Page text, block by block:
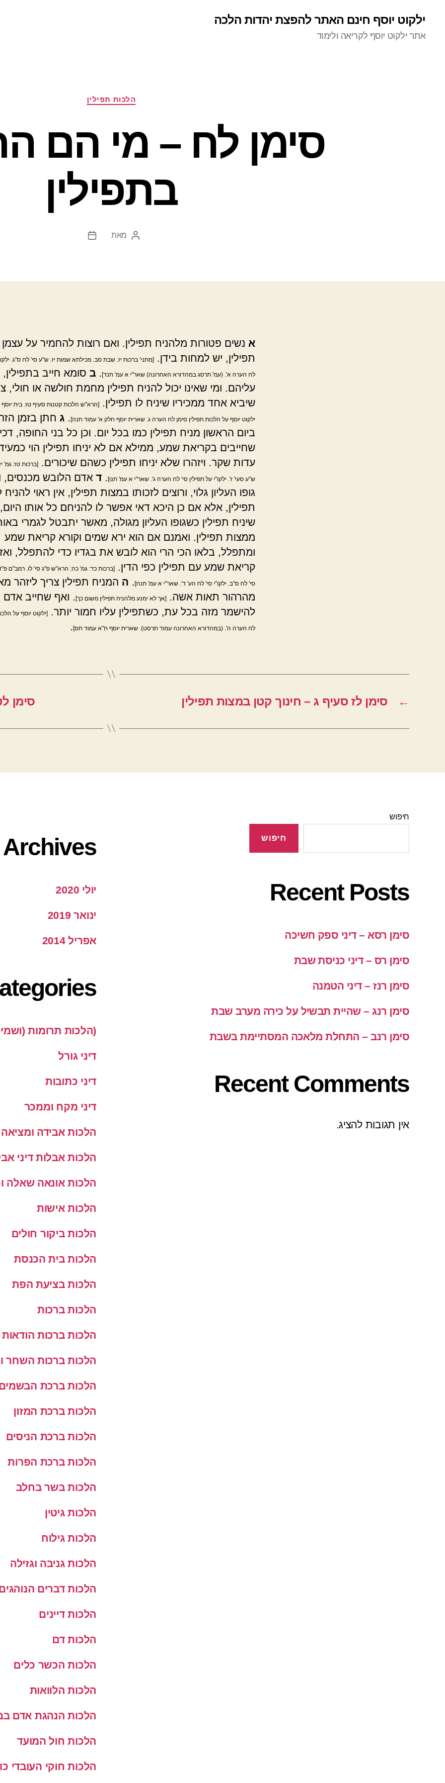
ילקוט יוסף חינם האתר להפצת יהדות הלכה
אתר ילקוט יוסף לקריאה ולימוד
קטגוריות
הלכות תפילין
סימן לח – מי הם
בתפילין
המחבר
מאת
תאריך
א נשים פטורות מלהניח תפילין. ואם רוצות להחמיר על עצמן
תפילין, יש למחות בידן.
[מתני' ברכות יז. שבת סב. מכילתא שמות יז. ש"ע סי' לח ס"ג.
לח הערה א'. (עמ' תרסג במהדורא האחרונה) שאר"י א עמ' תנד] ב סומא חייב
עליהם. ומי שאינו יכול להניח תפילין מחמת חולשה או חולי,
שיביא אחד ממכיריו שיניח לו תפילין.
[הרא"ש הלכות קטנות סעיף טז. בית יוסף
ילקוט יוסף על הלכות תפילין סימן לח הערה ג. שארית יוסף חלק א' עמוד תנה] ג חתן בזמן
ביום הראשון מניח תפילין כמו בכל יום. וכן כל בני החופה,
שחייבים בקריאת שמע, ממילא אם לא יניחו תפילין הוי
עדות שקר. ויזהרו שלא יניחו תפילין כשהם שיכורים.
[ברכות טז: גמ'
ש"ע סעי' ז'. ילקו"י על תפילין סי' לח הערה ג'. שאר"י א עמ' תנו] ד אדם הלובש מכנסים,
גופו העליון גלוי, ורוצים לזכותו במצות תפילין, אין ראוי להניח
תפילין, אלא אם כן היכא דאי אפשר לו להניחם כל אותו
שיניח תפילין כשגופו העליון מגולה, מאשר יתבטל לגמרי
ממצות תפילין. ואמנם אם הוא ירא שמים וקורא קריאת שמע
ומתפלל, בלאו הכי הרי הוא לובש את בגדיו כדי להתפלל,
קריאת שמע עם תפילין כפי הדין.
[ברכות כד: גמ' כה: הרא"ש פ"ג סי' לו. רמב"ם
סי' לח ס"ב. ילקו"י סי' לח הע' ד'. שאר"י א עמ' תנח] ה המניח תפילין צריך ליזהר
מהרהור תאות אשה.
[אך לא ימנע מלהניח תפילין משום כך]
. ואף שחייב אדם
להישמר מזה בכל עת, כשתפילין עליו חמור יותר.
[ילקוט יוסף על
לח הערה ה'. (במהדורא האחרונה עמוד תרסט). שארית יוסף ח"א עמוד תס]
← סימן לז סעיף ג – חינוך קטן במצות תפילין סימן
חיפוש
חיפוש
Recent Posts
סימן רסא – דיני ספק חשיכה
סימן רס – דיני כניסת שבת
סימן רנז – דיני הטמנה
סימן רנג – שהיית תבשיל על כירה מערב שבת
סימן רנב – התחלת מלאכה המסתיימת בשבת
Recent Comments
אין תגובות להציג.
Archives
יולי 2020
ינואר 2019
אפריל 2014
(הלכות תרומות
דיני גורל
דיני כתובות
דיני מקח וממכר
הלכות אבידה ומציאה
הלכות אבלות דיני
הלכות אונאה שאלה
הלכות אישות
הלכות ביקור חולים
הלכות בית הכנסת
הלכות בציעת הפת
הלכות ברכות
הלכות ברכות הודאות
הלכות ברכות השחר
הלכות ברכת
הלכות ברכת המזון
הלכות ברכת הניסים
הלכות ברכת הפרות
הלכות בשר בחלב
הלכות גיטין
הלכות גילוח
הלכות גניבה וגזילה
הלכות דברים
הלכות דיינים
הלכות דם
הלכות הכשר כלים
הלכות הלוואות
הלכות הנהגת אדם
הלכות חול המועד
הלכות חוקי העובדי